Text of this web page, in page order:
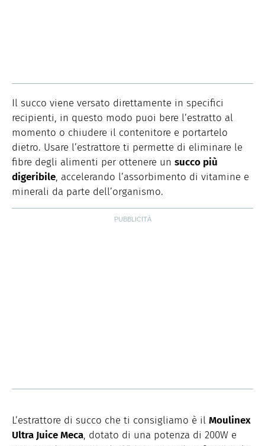
Il succo viene versato direttamente in specifici
recipienti, in questo modo puoi bere l’estratto al
momento o chiudere il contenitore e portartelo
dietro. Usare l’estrattore ti permette di eliminare le
fibre degli alimenti per ottenere un succo più
digeribile, accelerando l’assorbimento di vitamine e
minerali da parte dell’organismo.
L’estrattore di succo che ti consigliamo è il Moulinex
Ultra Juice Meca, dotato di una potenza di 200W e